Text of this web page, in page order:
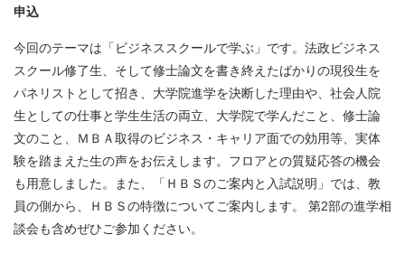
申込
今回のテーマは「ビジネススクールで学ぶ」です。法政ビジネス
スクール修了生、そして修士論文を書き終えたばかりの現役生を
パネリストとして招き、大学院進学を決断した理由や、社会人院
生としての仕事と学生生活の両立、大学院で学んだこと、修士論
文のこと、ＭＢＡ取得のビジネス・キャリア面での効用等、実体
験を踏まえた生の声をお伝えします。フロアとの質疑応答の機会
も用意しました。また、「ＨＢＳのご案内と入試説明」では、教
員の側から、ＨＢＳの特徴についてご案内します。 第2部の進学相
談会も含めぜひご参加ください。